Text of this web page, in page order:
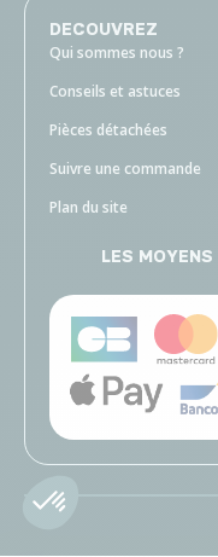
DECOUVREZ
Qui sommes nous ?
Conseils et astuces
Pièces détachées
Suivre une commande
Plan du site
LES